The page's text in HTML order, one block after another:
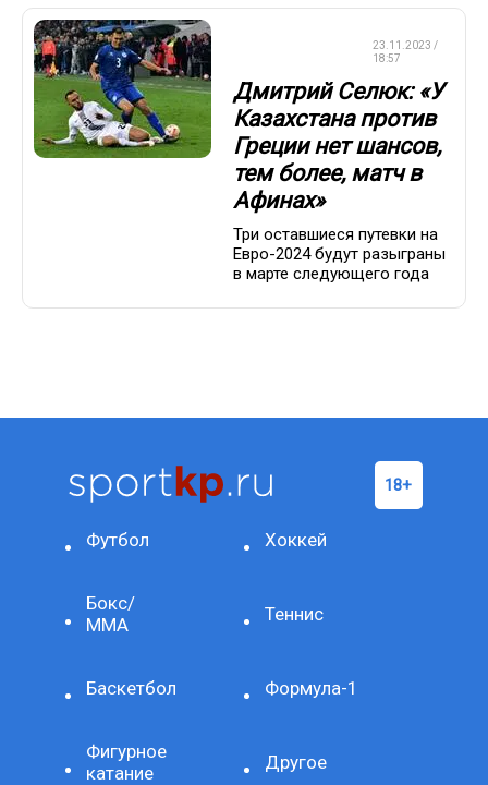
23.11.2023 /
18:57
Дмитрий Селюк: «У
Казахстана против
Греции нет шансов,
тем более, матч в
Афинах»
Три оставшиеся путевки на
Евро-2024 будут разыграны
в марте следующего года
Футбол Хоккей
Бокс/
ММА
Теннис
Баскетбол Формула-1
Фигурное
катание
Другое